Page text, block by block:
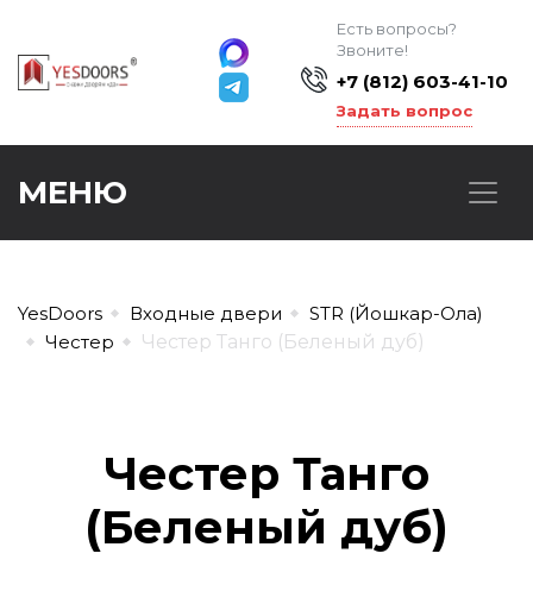
Есть вопросы?
Звоните!
+7 (812) 603-41-10
Задать вопрос
МЕНЮ
YesDoors Входные двери
STR (Йошкар-Ола)
Честер
Честер Танго (Беленый дуб)
Честер Танго
(Беленый дуб)